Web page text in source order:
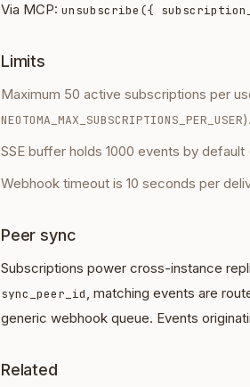
Via MCP: unsubscribe({
Limits
Maximum 50 active subscriptions per
NEOTOMA_MAX_SUBSCRIPTIONS_PER_USER).
SSE buffer holds 1000 events by default
Webhook timeout is 10 seconds per
Peer sync
Subscriptions power cross-instance
sync_peer_id, matching events are
generic webhook queue. Events
Related